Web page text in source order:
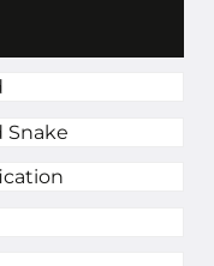
Snake